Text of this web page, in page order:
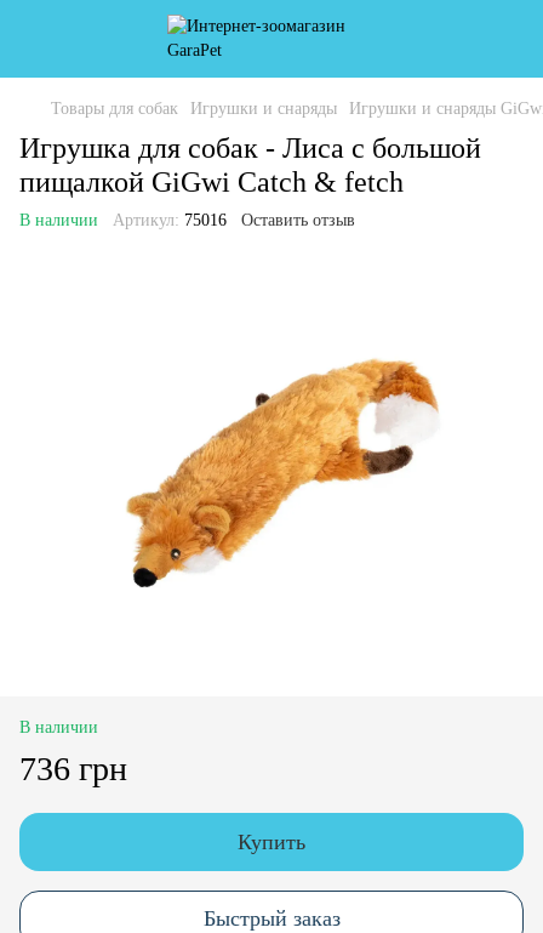
Товары для собак Игрушки и снаряды Игрушки и снаряды
Игрушка для собак - Лиса с большой
пищалкой GiGwi Catch & fetch
В наличии Артикул: 75016 Оставить отзыв
В наличии
736 грн
Купить
Быстрый заказ